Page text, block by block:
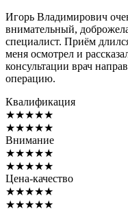
Игорь Владимирович
внимательный,
специалист. Приём
меня осмотрел и
консультации врач
операцию.
Квалификация
★★★★★
★★★★★
Внимание
★★★★★
★★★★★
Цена-качество
★★★★★
★★★★★